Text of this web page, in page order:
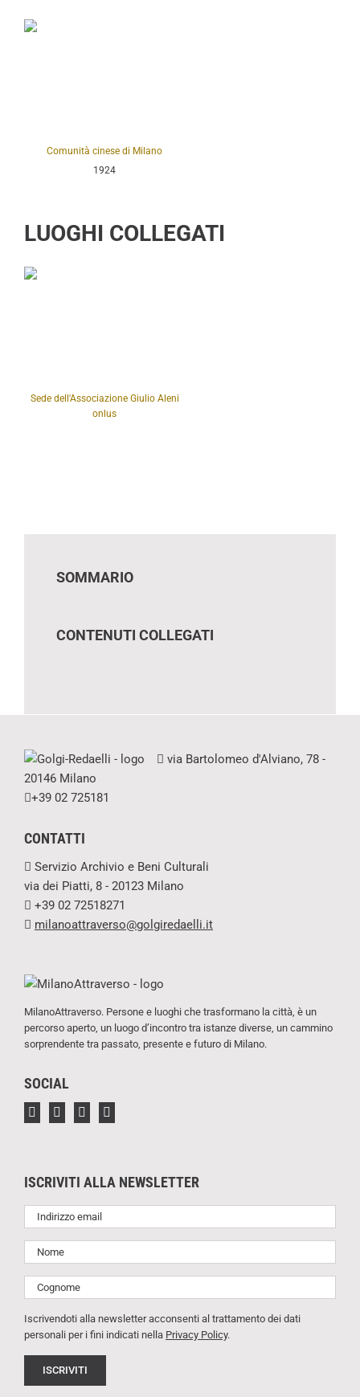
Comunità cinese di Milano
1924
LUOGHI COLLEGATI
Sede dell'Associazione Giulio Aleni
onlus
SOMMARIO
CONTENUTI COLLEGATI
via Bartolomeo d'Alviano, 78 -
20146 Milano
+39 02 725181
CONTATTI
Servizio Archivio e Beni Culturali
via dei Piatti, 8 - 20123 Milano
+39 02 72518271
milanoattraverso@golgiredaelli.it
MilanoAttraverso. Persone e luoghi che trasformano la città, è un
percorso aperto, un luogo d’incontro tra istanze diverse, un cammino
sorprendente tra passato, presente e futuro di Milano.
SOCIAL
ISCRIVITI ALLA NEWSLETTER
Iscrivendoti alla newsletter acconsenti al trattamento dei dati
personali per i fini indicati nella Privacy Policy.